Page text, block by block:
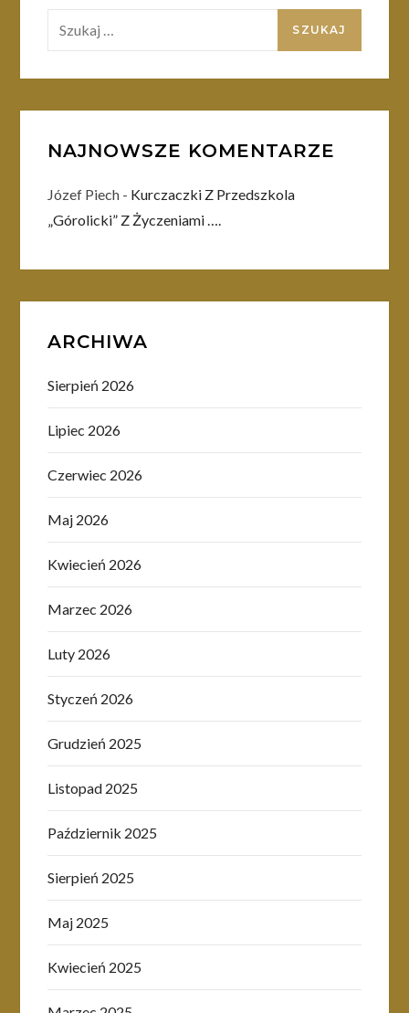
NAJNOWSZE KOMENTARZE
Józef Piech - Kurczaczki Z Przedszkola
„Górolicki” Z Życzeniami ….
ARCHIWA
Sierpień 2026
Lipiec 2026
Czerwiec 2026
Maj 2026
Kwiecień 2026
Marzec 2026
Luty 2026
Styczeń 2026
Grudzień 2025
Listopad 2025
Październik 2025
Sierpień 2025
Maj 2025
Kwiecień 2025